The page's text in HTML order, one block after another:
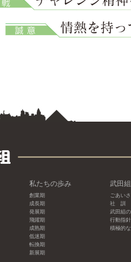
私たちの歩み
創業期
成長期
発展期
飛躍期
成熟期
低迷期
転換期
新展期
武田
ごあい
社 訓
武田組
行動指針
積極的